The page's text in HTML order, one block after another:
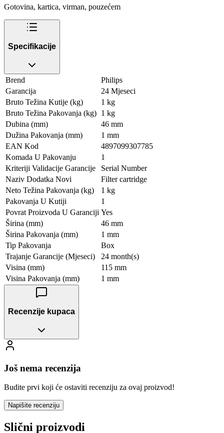
Gotovina, kartica, virman, pouzećem
Specifikacije
Brend
Philips
Garancija
24 Mjeseci
Bruto Težina Kutije (kg)
1 kg
Bruto Težina Pakovanja (kg) 1 kg
Dubina (mm)
46 mm
Dužina Pakovanja (mm)
1 mm
EAN Kod
4897099307785
Komada U Pakovanju
1
Kriteriji Validacije Garancije
Serial Number
Naziv Dodatka Novi
Filter cartridge
Neto Težina Pakovanja (kg)
1 kg
Pakovanja U Kutiji
1
Povrat Proizvoda U Garanciji Yes
Širina (mm)
46 mm
Širina Pakovanja (mm)
1 mm
Tip Pakovanja
Box
Trajanje Garancije (Mjeseci)
24 month(s)
Visina (mm)
115 mm
Visina Pakovanja (mm)
1 mm
Recenzije kupaca
Još nema recenzija
Budite prvi koji će ostaviti recenziju za ovaj proizvod!
Napišite recenziju
Slični proizvodi